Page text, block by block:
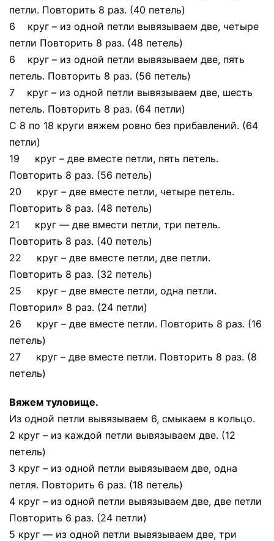
петли. Повторить 8 раз. (40 петель)
6 круг – из одной петли вывязываем две, четыре
петли Повторить 8 раз. (48 петель)
6 круг – из одной петли вывязываем две, пять
петель. Повторить 8 раз. (56 петель)
7 круг – из одной петли вывязываем две, шесть
петель. Повторить 8 раз. (64 петли)
С 8 по 18 круги вяжем ровно без прибавлений. (64
петли)
19 круг – две вместе петли, пять петель.
Повторить 8 раз. (56 петель)
20 круг – две вместе петли, четыре петель.
Повторить 8 раз. (48 петель)
21 круг — две вмести петли, три петель.
Повторить 8 раз. (40 петель)
22 круг – две вместе петли, две петли.
Повторить 8 раз. (32 петель)
25 круг – две вместе петли, одна петли.
Повторил» 8 раз. (24 петли)
26 круг – две вместе петли. Повторить 8 раз. (16
петель)
27 круг – две вместе петли. Повторить 8 раз. (8
петель)
Вяжем туловище.
Из одной петли вывязываем 6, смыкаем в кольцо.
2 круг – из каждой петли вывязываем две. (12
петель)
3 круг – из одной петли вывязываем две, одна
петля. Повторить 6 раз. (18 петель)
4 круг – из одной петли вывязываем две, две петли
Повторить 6 раз. (24 петли)
5 круг — из одной петли вывязываем две, три